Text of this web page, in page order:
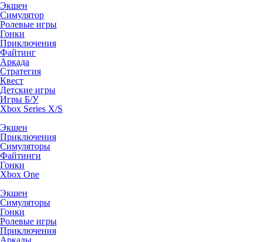
Экшен
Симулятор
Ролевые игры
Гонки
Приключения
Файтинг
Аркада
Стратегия
Квест
Детские игры
Игры Б/У
Xbox Series X/S
Экшен
Приключения
Симуляторы
Файтинги
Гонки
Xbox One
Экшен
Симуляторы
Гонки
Ролевые игры
Приключения
Аркады